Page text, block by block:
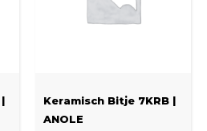
Keramisch Bitje 7KRB |
ANOLE